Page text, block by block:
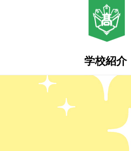
学校紹介